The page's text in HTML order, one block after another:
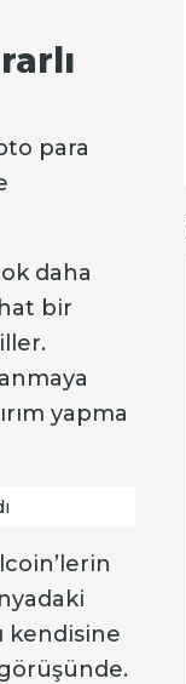
para
daha
bir
yapma
kendisine